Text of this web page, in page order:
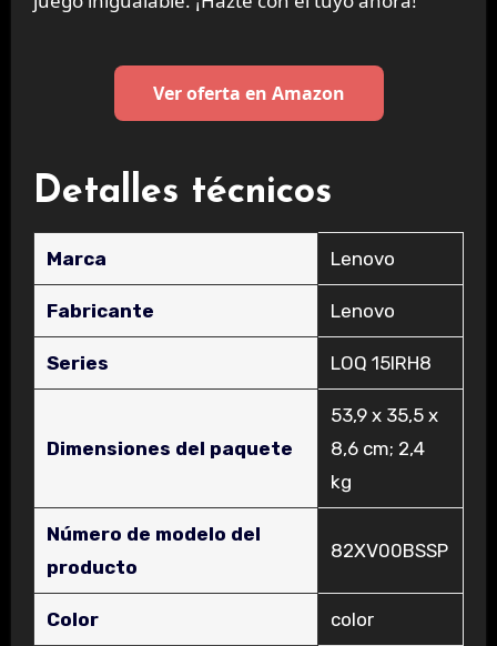
Ver oferta en Amazon
Detalles técnicos
Marca ‎Lenovo
Fabricante ‎Lenovo
Series ‎LOQ 15IRH8
Dimensiones del paquete
‎53,9 x 35,5 x
8,6 cm; 2,4
kg
Número de modelo del
producto
‎82XV00BSSP
Color ‎color